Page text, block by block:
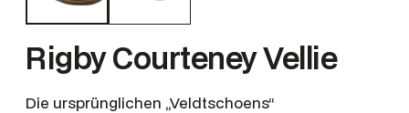
Rigby Courteney Vellie
Die ursprünglichen „Veldtschoens“